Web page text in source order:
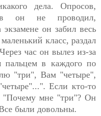
дела. Опросов,
он не проводил,
он забил весь
класс, раздал
час он вылез из-за
пальцем в каждого по
"три", Вам "четыре",
Если кто-то
"Почему мне "три"? Он
были довольны.